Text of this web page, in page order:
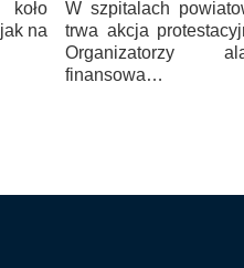
na
W szpitalach
trwa akcja
Organizatorzy
finansowa…